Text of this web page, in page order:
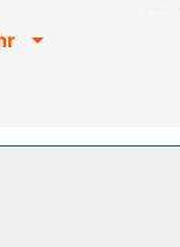
Es gibt
Inn Coliseum hat